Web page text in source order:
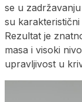
se u
su
Rezultat je
masa i visoki
upravljivost u